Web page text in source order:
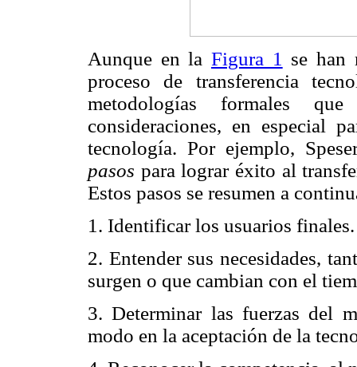
Aunque en la Figura 1 se han
proceso de transferencia
metodologías formales
consideraciones, en especial
tecnología. Por ejemplo,
pasos para lograr éxito al
Estos pasos se resumen a
1. Identificar los usuarios finales.
2. Entender sus necesidades,
surgen o que cambian con el
3. Determinar las fuerzas del
modo en la aceptación de la